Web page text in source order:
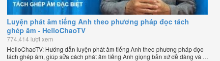
Luyện phát âm tiếng Anh theo phương pháp đọc tách
ghép âm - HelloChaoTV
774,414 lượt xem
HelloChaoTV: Hướng dẫn luyện phát âm tiếng Anh theo phương pháp đọc
tách ghép âm, giúp sửa cách phát âm tiếng Anh giọng bản xứ dễ dàng và